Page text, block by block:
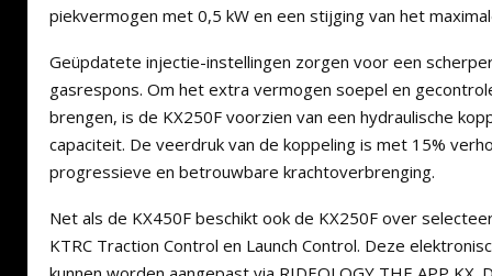
piekvermogen met 0,5 kW en een stijging van het
Geüpdatete injectie-instellingen zorgen voor een
gasrespons. Om het extra vermogen soepel en
brengen, is de KX250F voorzien van een hydraulische
capaciteit. De veerdruk van de koppeling is met 15%
progressieve en betrouwbare krachtoverbrenging.
Net als de KX450F beschikt ook de KX250F over
KTRC Traction Control en Launch Control. Deze